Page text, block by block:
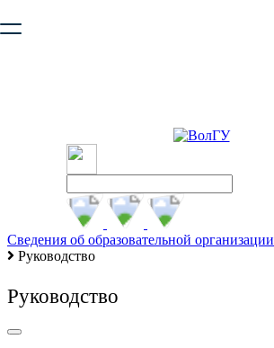
безопасную работу с сайтом. Пожалуйста
Сведения об образовательной организации
Руководство
Руководство